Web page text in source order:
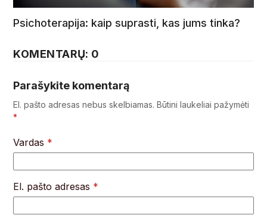
Psichoterapija: kaip suprasti, kas jums tinka?
KOMENTARŲ: 0
Parašykite komentarą
El. pašto adresas nebus skelbiamas. Būtini laukeliai pažymėti
*
Vardas *
El. pašto adresas *